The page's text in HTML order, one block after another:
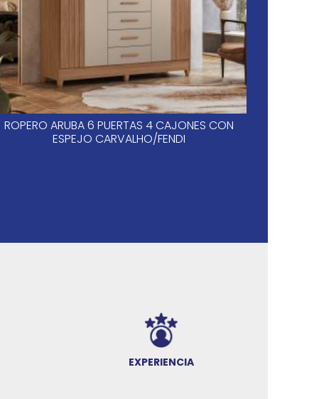
ROPERO ARUBA 6 PUERTAS 4 CAJONES CON
ESPEJO CARVALHO/FENDI
EXPERIENCIA